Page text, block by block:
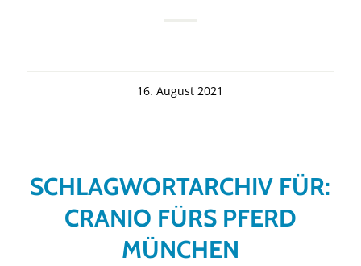
16. August 2021
SCHLAGWORTARCHIV FÜR:
CRANIO FÜRS PFERD
MÜNCHEN